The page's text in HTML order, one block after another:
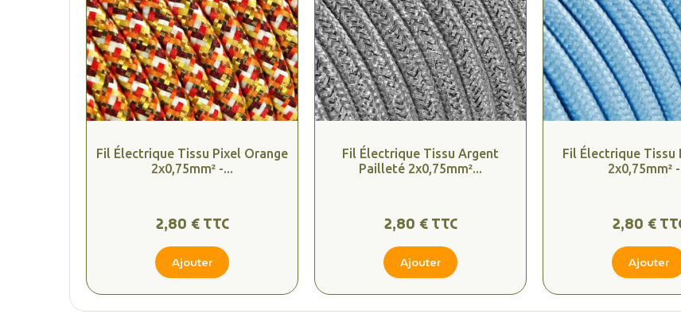
Fil Électrique Tissu Pixel Orange
2x0,75mm² -...
2,80 € TTC
Ajouter
Fil Électrique Tissu Argent
Pailleté 2x0,75mm²...
2,80 € TTC
Ajouter
Fil Électrique Tissu
2x0,75mm²
2,80 €
Ajouter